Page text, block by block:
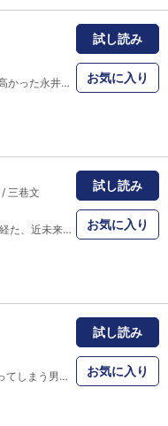
「14歳の恋」で最も人気の高かった永井君＆日野原先生の年の差コンビがカップルになるまでを描く連載第１巻。揺れる二人の気持ち（主に日野原先生）がまばゆく愛しいエピソード満載です。
試し読み
お気に入り
/ 三巷文
人類滅亡の危機<大災禍>を経た、近未来。生命主義が確立し、過度の調和が重んじられる社会に息苦しさを感じていた女子高校生のトァンは、ある日、クラスの中で変わり者とされていた少女、ミァハから声を掛けられる。社会に対して否定的な言動をいとわないミァハに、最初は戸惑いながらも、徐々に惹かれていくトァン。やがてもうひとりの友人、キアンとともに、ミァハに導かれるまま、集団自殺をはかるのだった……。34歳の若さでこの世を去ったSF作家、伊藤計劃の著書を劇場アニメ化する「Project Itoh」と連動したコミカライズ企画。数々の受賞歴を誇る、伊藤計劃の小説「ハーモニー」に、漫画家の三巷文が挑む。「月刊ニュータイプ」連載時より大幅に加筆され、待望の単行本化！
試し読み
お気に入り
優しいお人好しとつい怒鳴ってしまう男の子「和田君とゆきこ」シリーズ、やんちゃな男の子と控えめな女の子「杉掛君とまゆ子」シリーズ他、心ときめくひかわきょうこ初期傑作がついに文庫化!
試し読み
お気に入り